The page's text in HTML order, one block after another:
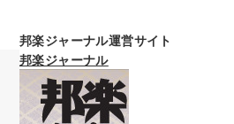
邦楽ジャーナル運営サイト
邦楽ジャーナル